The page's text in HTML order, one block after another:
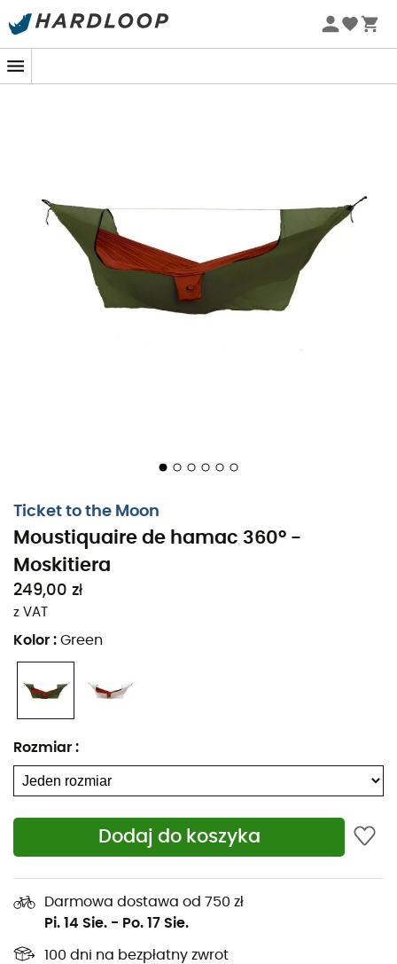
Letnie promocje 🔥 -5% DODATKOWO przy zakupie 2
Ticket to the Moon
Moustiquaire de hamac 360° -
Moskitiera
249,00 zł
z VAT
Kolor : Green
Rozmiar :
Dodaj do koszyka
Darmowa dostawa od 750 zł
Pi. 14 Sie. - Po. 17 Sie.
100 dni na bezpłatny zwrot
Moskitiera 360°dohamakaodTicket To The Moon
niezbędny dodatek, który zapewni Ci spokojny sen. Jej
siatka zapobiegnie przedostawaniu się owadów i innych
szkodników. Prosta i skuteczna, nie możesz się bez niej